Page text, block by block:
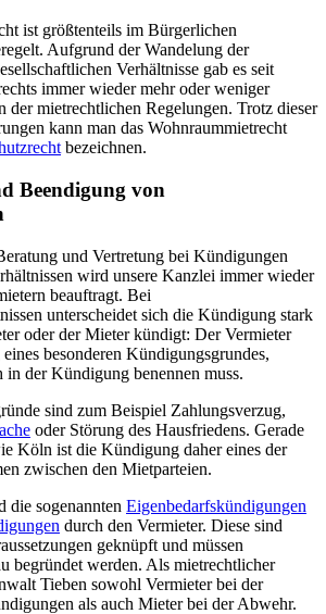
ist größtenteils im Bürgerlichen
Aufgrund der Wandelung der
Verhältnisse gab es seit
immer wieder mehr oder weniger
der mietrechtlichen Regelungen. Trotz dieser
kann man das Wohnraummietrecht
bezeichnen.
Beendigung von
und Vertretung bei Kündigungen
wird unsere Kanzlei immer wieder
beauftragt. Bei
unterscheidet sich die Kündigung stark
oder der Mieter kündigt: Der Vermieter
besonderen Kündigungsgrundes,
der Kündigung benennen muss.
sind zum Beispiel Zahlungsverzug,
oder Störung des Hausfriedens. Gerade
Köln ist die Kündigung daher eines der
zwischen den Mietparteien.
die sogenannten Eigenbedarfskündigungen
durch den Vermieter. Diese sind
geknüpft und müssen
begründet werden. Als mietrechtlicher
Tieben sowohl Vermieter bei der
als auch Mieter bei der Abwehr.